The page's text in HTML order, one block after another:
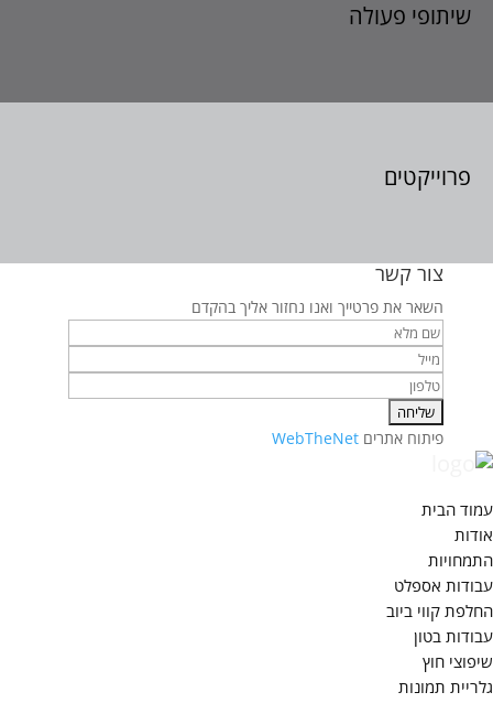
שיתופי פעולה
פרוייקטים
צור קשר
השאר את פרטייך ואנו נחזור אליך בהקדם
פיתוח אתרים WebTheNet
עמוד הבית
אודות
התמחויות
עבודות אספלט
החלפת קווי ביוב
עבודות בטון
שיפוצי חוץ
גלריית תמונות